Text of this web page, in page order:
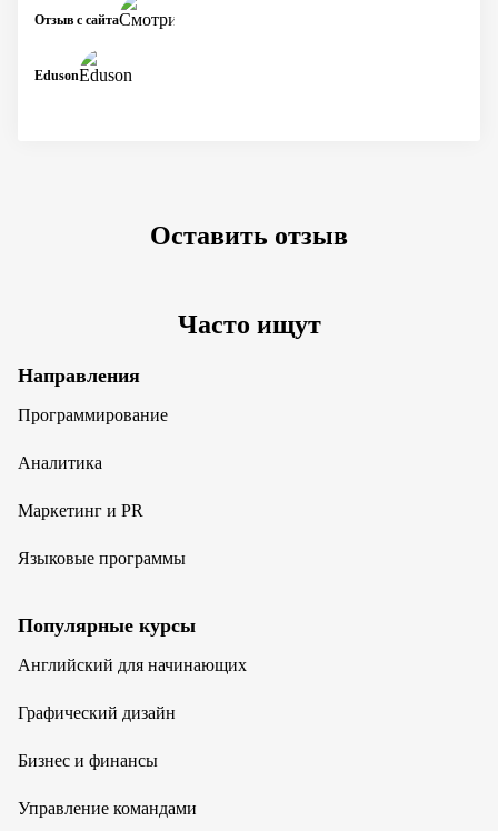
Eduson
Отзыв с сайта
Оставить отзыв
Часто ищут
Направления
Программирование
Аналитика
Маркетинг и PR
Языковые программы
Популярные курсы
Английский для начинающих
Графический дизайн
Бизнес и финансы
Управление командами